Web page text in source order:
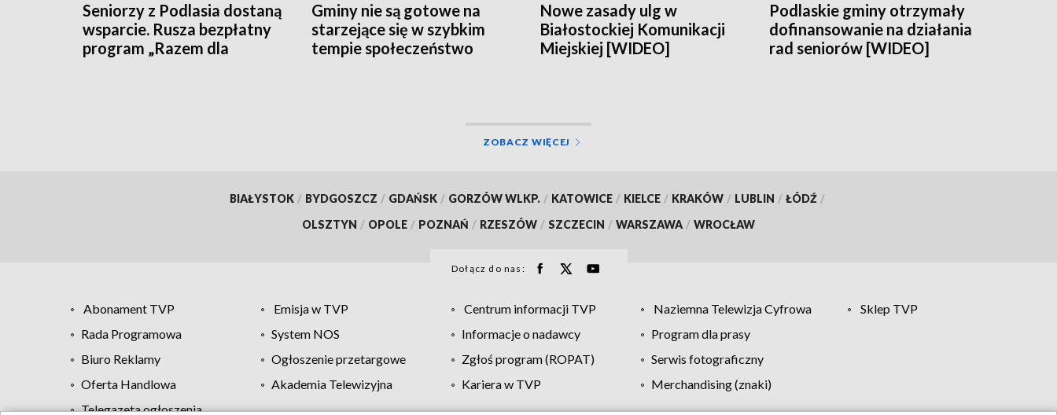
Seniorzy z Podlasia dostaną
wsparcie. Rusza bezpłatny
program „Razem dla
Gminy nie są gotowe na
starzejące się w szybkim
tempie społeczeństwo
Nowe zasady ulg w
Białostockiej Komunikacji
Miejskiej [WIDEO]
Podlaskie gminy otrzymały
dofinansowanie na działania
rad seniorów [WIDEO]
ZOBACZ WIĘCEJ
BIAŁYSTOK / BYDGOSZCZ / GDAŃSK / GORZÓW WLKP. / KATOWICE / KIELCE / KRAKÓW / LUBLIN / ŁÓDŹ /
OLSZTYN / OPOLE / POZNAŃ / RZESZÓW / SZCZECIN / WARSZAWA / WROCŁAW
Dołącz do nas:
Abonament TVP Emisja w TVP Centrum informacji TVP Naziemna Telewizja Cyfrowa
Sklep TVP
Rada Programowa
System NOS Informacje o nadawcy
Program dla prasy
Biuro Reklamy
Ogłoszenie przetargowe Zgłoś program (ROPAT)
Serwis fotograficzny
Oferta Handlowa
Akademia Telewizyjna Kariera w TVP
Merchandising (znaki)
Telegazeta ogłoszenia